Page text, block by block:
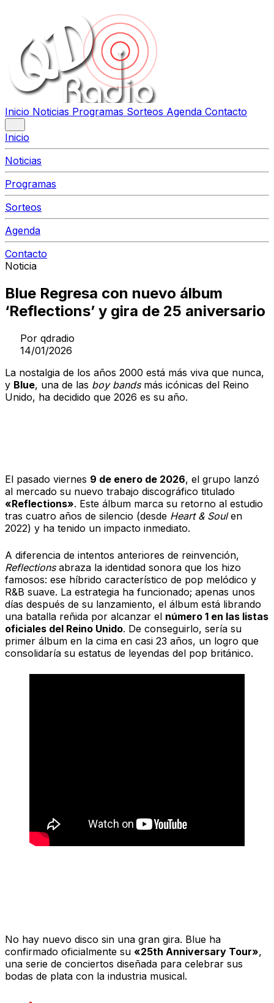
Inicio Noticias Programas Sorteos Agenda Contacto
Inicio
Noticias
Programas
Sorteos
Agenda
Contacto
Noticia
Blue Regresa con nuevo álbum
‘Reflections’ y gira de 25 aniversario
Por qdradio
14/01/2026
La nostalgia de los años 2000 está más viva que nunca,
y Blue, una de las boy bandsmás icónicas del Reino
Unido, ha decidido que 2026 es su año.
El pasado viernes 9 de enero de 2026, el grupo lanzó
al mercado su nuevo trabajo discográfico titulado
«Reflections». Este álbum marca su retorno al estudio
tras cuatro años de silencio (desde Heart & Soulen
2022) y ha tenido un impacto inmediato.
A diferencia de intentos anteriores de reinvención,
Reflectionsabraza la identidad sonora que los hizo
famosos: ese híbrido característico de pop melódico y
R&B suave. La estrategia ha funcionado; apenas unos
días después de su lanzamiento, el álbum está librando
una batalla reñida por alcanzar el número 1 en las listas
oficiales del Reino Unido. De conseguirlo, sería su
primer álbum en la cima en casi 23 años, un logro que
consolidaría su estatus de leyendas del pop británico.
No hay nuevo disco sin una gran gira. Blue ha
confirmado oficialmente su «25th Anniversary Tour»,
una serie de conciertos diseñada para celebrar sus
bodas de plata con la industria musical.